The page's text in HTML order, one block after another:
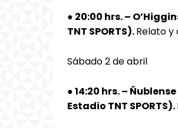
● 20:00 hrs. –
TNT SPORTS).Relato y
Sábado 2 de abril
● 14:20 hrs. –
Estadio TNT SPORTS).